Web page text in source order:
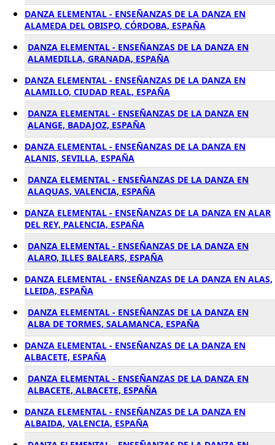
DANZA ELEMENTAL - ENSEÑANZAS DE LA DANZA EN
ALAMEDA DEL OBISPO, CÓRDOBA, ESPAÑA
DANZA ELEMENTAL - ENSEÑANZAS DE LA DANZA EN
ALAMEDILLA, GRANADA, ESPAÑA
DANZA ELEMENTAL - ENSEÑANZAS DE LA DANZA EN
ALAMILLO, CIUDAD REAL, ESPAÑA
DANZA ELEMENTAL - ENSEÑANZAS DE LA DANZA EN
ALANGE, BADAJOZ, ESPAÑA
DANZA ELEMENTAL - ENSEÑANZAS DE LA DANZA EN
ALANIS, SEVILLA, ESPAÑA
DANZA ELEMENTAL - ENSEÑANZAS DE LA DANZA EN
ALAQUAS, VALENCIA, ESPAÑA
DANZA ELEMENTAL - ENSEÑANZAS DE LA DANZA EN ALAR
DEL REY, PALENCIA, ESPAÑA
DANZA ELEMENTAL - ENSEÑANZAS DE LA DANZA EN
ALARO, ILLES BALEARS, ESPAÑA
DANZA ELEMENTAL - ENSEÑANZAS DE LA DANZA EN ALAS,
LLEIDA, ESPAÑA
DANZA ELEMENTAL - ENSEÑANZAS DE LA DANZA EN
ALBA DE TORMES, SALAMANCA, ESPAÑA
DANZA ELEMENTAL - ENSEÑANZAS DE LA DANZA EN
ALBACETE, ESPAÑA
DANZA ELEMENTAL - ENSEÑANZAS DE LA DANZA EN
ALBACETE, ALBACETE, ESPAÑA
DANZA ELEMENTAL - ENSEÑANZAS DE LA DANZA EN
ALBAIDA, VALENCIA, ESPAÑA